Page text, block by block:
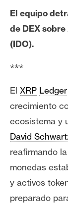
i
t
E
t
h
e
r
e
u
m
El equipo
de DEX
(IDO).
***
El XRP Ledger
crecimiento
ecosistema y
David
reafirmando
monedas
y activos
preparado